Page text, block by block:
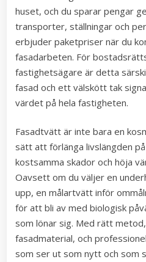
huset, och du sparar pengar
transporter, ställningar och
erbjuder paketpriser när du
fasadarbeten. För
fastighetsägare är detta
fasad och ett välskött tak
värdet på hela fastigheten.
Fasadtvätt är inte bara en
sätt att förlänga livslängden
kostsamma skador och höja
Oavsett om du väljer en
upp, en målartvätt inför
för att bli av med biologisk
som lönar sig. Med rätt
fasadmaterial, och
som ser ut som nytt och som